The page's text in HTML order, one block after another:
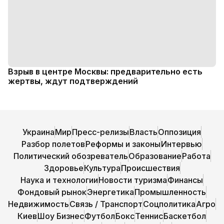
Взрыв в центре Москвы: предварительно есть
жертвы, ждут подтверждений
УкраинаМирПресс-релизыВластьОппозиция
Разбор полетовРеформы и законыИнтервью
Политический обозревательОбразованиеРабота
ЗдоровьеКультураПроисшествия
Наука и технологииНовости туризмаФинансы
Фондовый рынокЭнергетикаПромышленность
НедвижимостьСвязь / ТранспортСоцполитикаАгро
КиевШоу БизнесФутболБоксТеннисБаскетбол